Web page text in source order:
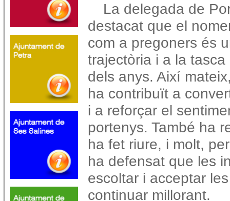
La delegada de
destacat que el
com a pregoners és
trajectòria i a la
dels anys. Així
ha contribuït a
i a reforçar el
portenys. També ha
ha fet riure, i molt,
ha defensat que les
escoltar i acceptar
continuar millorant.